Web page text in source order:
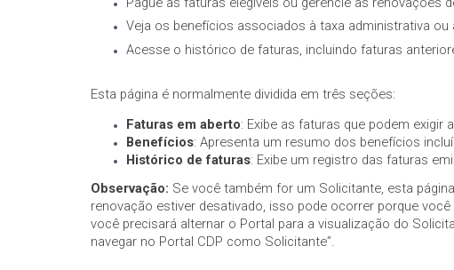
Veja os benefícios associados à taxa administrativa
Acesse o histórico de faturas, incluindo faturas
Esta página é normalmente dividida em três seções:
Faturas em aberto: Exibe as faturas que podem exigir
Benefícios: Apresenta um resumo dos benefícios
Histórico de faturas: Exibe um registro das faturas
Observação: Se você também for um Solicitante, esta
renovação estiver desativado, isso pode ocorrer porque você
você precisará alternar o Portal para a visualização do
navegar no Portal CDP como Solicitante”.